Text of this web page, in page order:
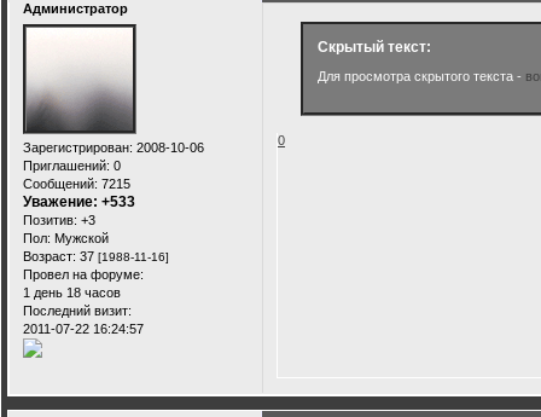
Администратор
Зарегистрирован: 2008-10-06
Приглашений: 0
Сообщений: 7215
Уважение: +533
Позитив: +3
Пол: Мужской
Возраст: 37 [1988-11-16]
Провел на форуме:
1 день 18 часов
Последний визит:
2011-07-22 16:24:57
Скрытый текст:
Для просмотра скрытого текста -
0